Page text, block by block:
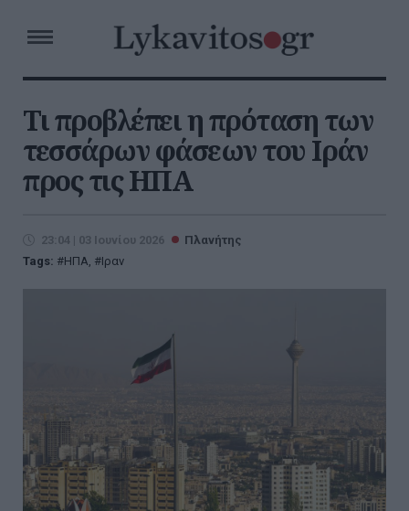
Τι προβλέπει η πρόταση των
τεσσάρων φάσεων του Ιράν
προς τις ΗΠΑ
23:04 | 03 Ιουνίου 2026
Πλανήτης
Tags:
ΗΠΑ, Ιραν